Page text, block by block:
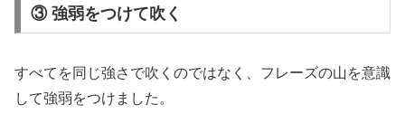
③ 強弱をつけて吹く
すべてを同じ強さで吹くのではなく、フレーズの山を意識
して強弱をつけました。